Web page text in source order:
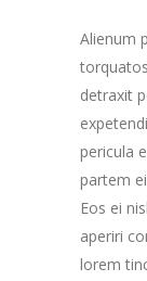
Alienum
detraxit
pericula
partem
Eos ei
aperiri
lorem